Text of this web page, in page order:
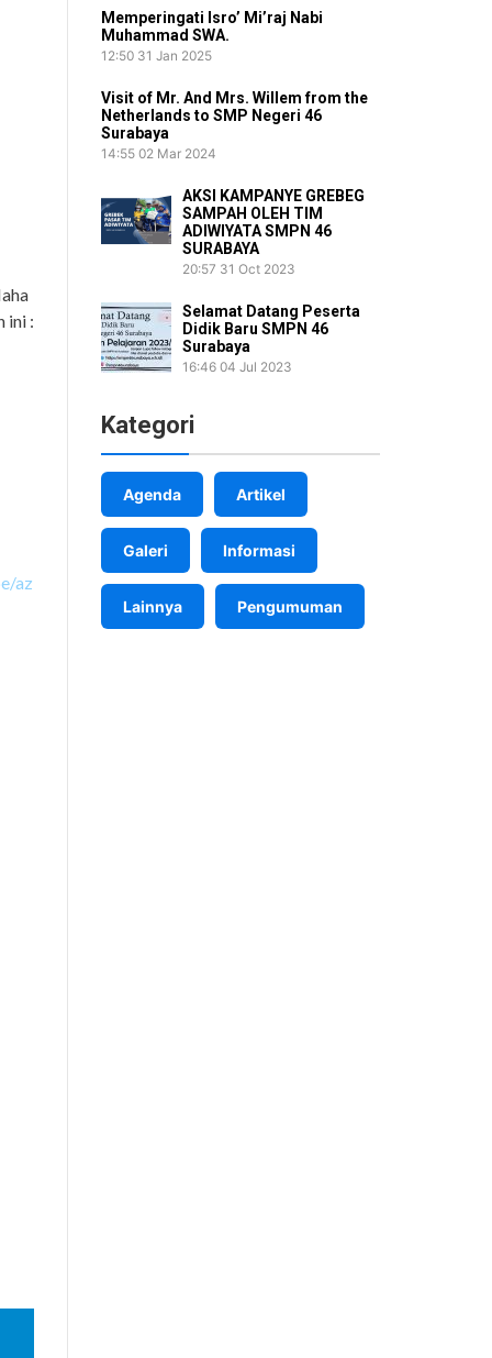
ini :
az
Memperingati Isro’ Mi’raj Nabi
Muhammad SWA.
12:50 31 Jan 2025
Visit of Mr. And Mrs. Willem from the
Netherlands to SMP Negeri 46
Surabaya
14:55 02 Mar 2024
AKSI KAMPANYE GREBEG
SAMPAH OLEH TIM
ADIWIYATA SMPN 46
SURABAYA
20:57 31 Oct 2023
Selamat Datang Peserta
Didik Baru SMPN 46
Surabaya
16:46 04 Jul 2023
Kategori
Agenda Artikel
Galeri Informasi
Lainnya Pengumuman